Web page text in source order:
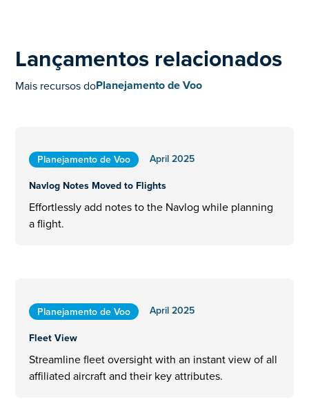
Lançamentos relacionados
Mais recursos doPlanejamento de Voo
Planejamento de Voo
April 2025
Navlog Notes Moved to Flights
Effortlessly add notes to the Navlog while planning
a flight.
Planejamento de Voo
April 2025
Fleet View
Streamline fleet oversight with an instant view of all
affiliated aircraft and their key attributes.